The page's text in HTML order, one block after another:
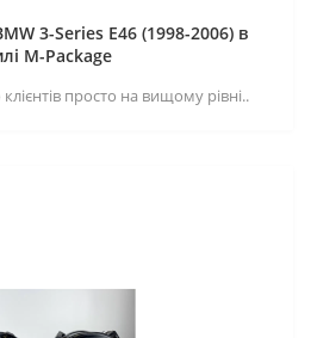
3-Series E46 (1998-2006) в
M-Package
просто на вищому рівні..